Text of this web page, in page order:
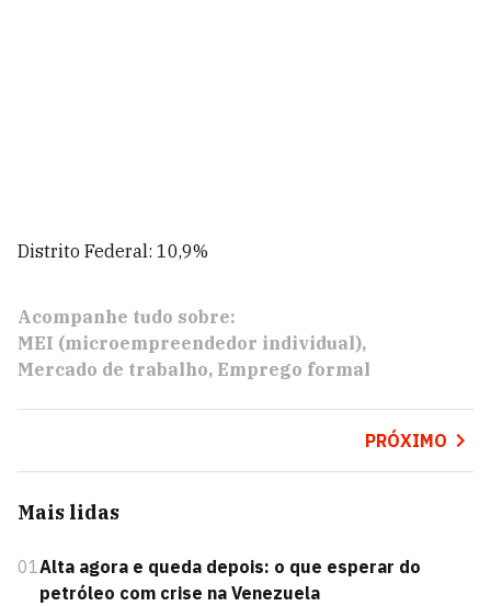
Distrito Federal: 10,9%
Acompanhe tudo sobre:
MEI (microempreendedor individual)
Mercado de trabalho Emprego formal
PRÓXIMO
Mais lidas
01Alta agora e queda depois: o que esperar do
petróleo com crise na Venezuela